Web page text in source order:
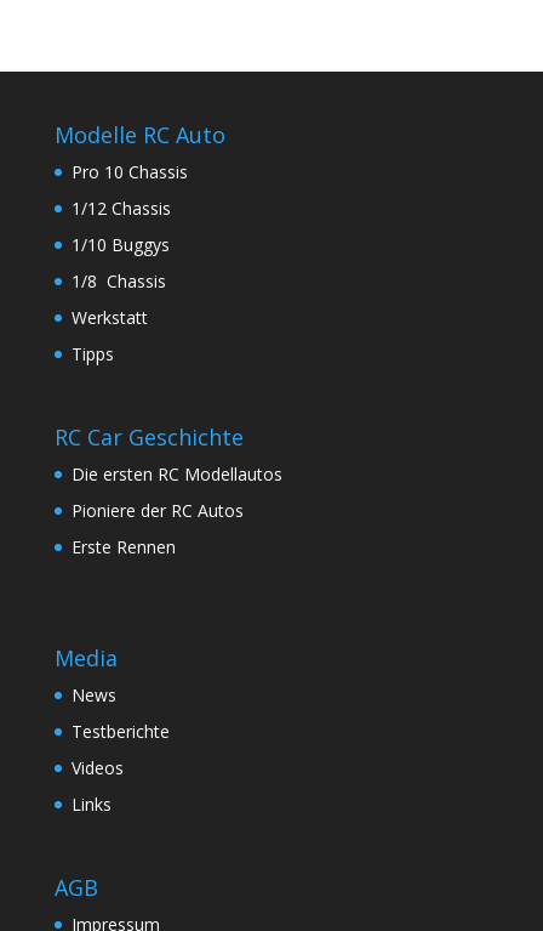
Modelle RC Auto
Pro 10 Chassis
1/12 Chassis
1/10 Buggys
1/8 Chassis
Werkstatt
Tipps
RC Car Geschichte
Die ersten RC Modellautos
Pioniere der RC Autos
Erste Rennen
Media
News
Testberichte
Videos
Links
AGB
Impressum